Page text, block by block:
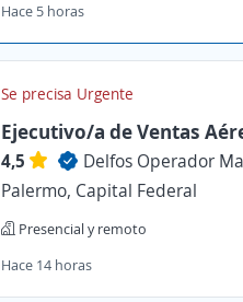
Hace 5 horas
Se precisa Urgente
Ejecutivo/a de Ventas
4,5
Delfos Operador
Palermo, Capital Federal
Presencial y remoto
Hace 14 horas